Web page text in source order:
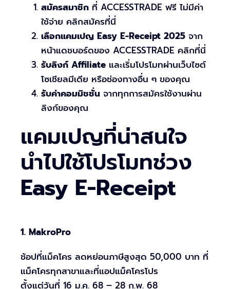
สมัครสมาชิก ที่ ACCESSTRADE ฟรี ไม่มีค่า
ใช้จ่าย คลิกสมัครที่นี่
เลือกแคมเปญ Easy E-Receipt 2025 จาก
หน้าแดชบอร์ดของ ACCESSTRADE คลิกที่นี่
รับลิงก์ Affiliate และเริ่มโปรโมทผ่านเว็บไซต์
โซเชียลมีเดีย หรือช่องทางอื่น ๆ ของคุณ
รับค่าคอมมิชชั่น จากทุกการสมัครใช้งานผ่าน
ลิงก์ของคุณ
แคมเปญที่น่าสนใจ
นำไปใช้โปรโมทช่วง
Easy E-Receipt
1. MakroPro
ช้อปที่แม็คโคร ลดหย่อนภาษีสูงสุด 50,000 บาท ที่
แม็คโครทุกสาขาและที่แอปแม็คโครโปร
ตั้งแต่วันที่ 16 ม.ค. 68 – 28 ก.พ. 68